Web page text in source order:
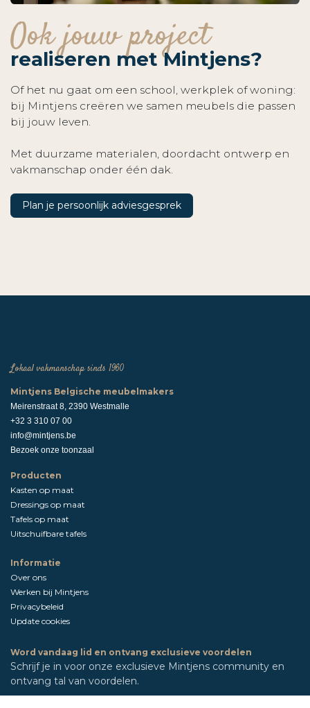
Ook jouw project
realiseren met Mintjens?
Of het nu gaat om een school, werkplek of woning:
bij Mintjens creëren we samen meubels die passen
bij jouw leven.
Met duurzame materialen, doordacht ontwerp en
vakmanschap onder één dak.
Plan je persoonlijk adviesgesprek
Lokaal vakmanschap sinds 1960
Mintjens Belgische meubelmakers
Meirenstraat 8, 2390 Westmalle
+32 3 310 07 00
info@mintjens.be
Bezoek onze toonzaal
Producten
Kasten op maat
Dressings op maat
Tafels op maat
Uitschuifbare tafels
Informatie
Over ons
Werken bij Mintjens
Privacybeleid
Update cookies
Word vandaag lid en ontvang exclusieve voordelen
Schrijf je in voor onze exclusieve Mintjens community en
ontvang tal van voordelen.